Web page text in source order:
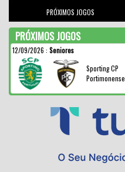
PRÓXIMOS JOGOS
PRÓXIMOS JOGOS
12/09/2026 : Seniores
Sporting CP
Portimonense